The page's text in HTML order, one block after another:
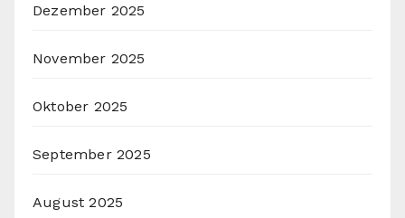
Dezember 2025
November 2025
Oktober 2025
September 2025
August 2025